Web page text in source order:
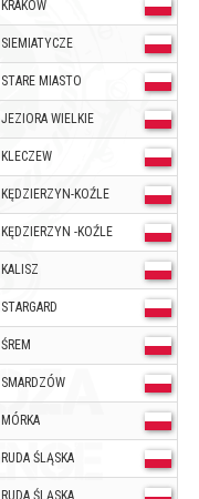
KRAKÓW
SIEMIATYCZE
STARE MIASTO
JEZIORA WIELKIE
KLECZEW
KĘDZIERZYN-KOŹLE
KĘDZIERZYN -KOŹLE
KALISZ
STARGARD
ŚREM
SMARDZÓW
MÓRKA
RUDA ŚLĄSKA
RUDA ŚLĄSKA